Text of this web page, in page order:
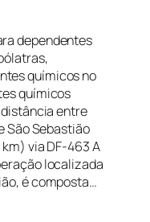
dependentes
químicos no
químicos
distância entre
São Sebastião
via DF-463 A
localizada
é composta…